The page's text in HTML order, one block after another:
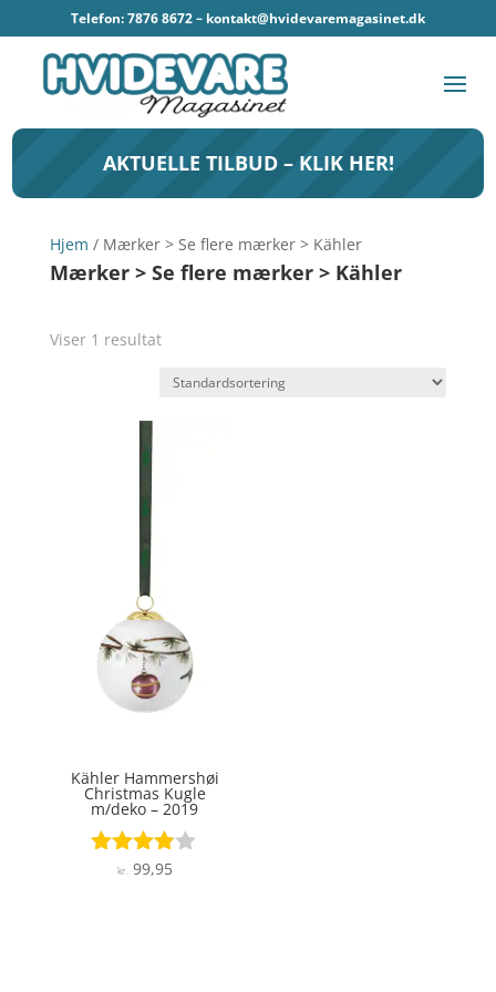
Telefon: 7876 8672 – kontakt@hvidevaremagasinet.dk
AKTUELLE TILBUD – KLIK HER!
Hjem / Mærker > Se flere mærker > Kähler
Mærker > Se flere mærker > Kähler
Viser 1 resultat
Kähler Hammershøi
Christmas Kugle
m/deko – 2019
Vurderet
kr.99,95